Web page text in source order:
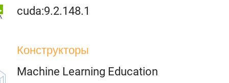
cuda:9.2.148.1
Конструкторы
Machine Learning Education